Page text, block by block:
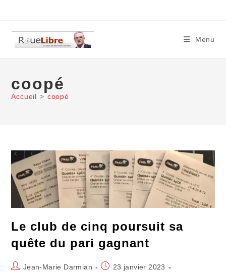
content
Menu
coopé
Accueil > coopé
Le club de cinq poursuit sa
quête du pari gagnant
Auteur/autrice
Jean-Marie Darmian
Publication
23 janvier 2023